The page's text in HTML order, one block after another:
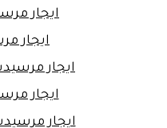
ايجار
ايجار
ايجار
ايجار
ايجار